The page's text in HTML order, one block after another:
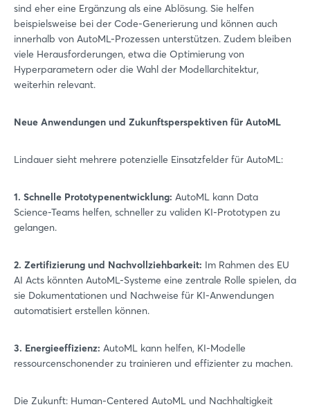
sind eher eine Ergänzung als eine Ablösung. Sie helfen
beispielsweise bei der Code-Generierung und können auch
innerhalb von AutoML-Prozessen unterstützen. Zudem bleiben
viele Herausforderungen, etwa die Optimierung von
Hyperparametern oder die Wahl der Modellarchitektur,
weiterhin relevant.
Neue Anwendungen und Zukunftsperspektiven für AutoML
Lindauer sieht mehrere potenzielle Einsatzfelder für AutoML:
1. Schnelle Prototypenentwicklung: AutoML kann Data
Science-Teams helfen, schneller zu validen KI-Prototypen zu
gelangen.
2. Zertifizierung und Nachvollziehbarkeit: Im Rahmen des EU
AI Acts könnten AutoML-Systeme eine zentrale Rolle spielen, da
sie Dokumentationen und Nachweise für KI-Anwendungen
automatisiert erstellen können.
3. Energieeffizienz: AutoML kann helfen, KI-Modelle
ressourcenschonender zu trainieren und effizienter zu machen.
Die Zukunft: Human-Centered AutoML und Nachhaltigkeit